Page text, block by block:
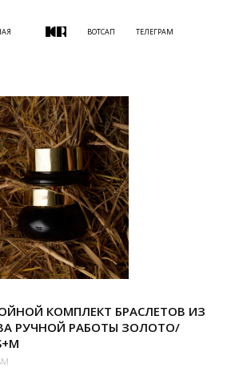
ВОТСАП ТЕЛЕГРАМ
КОМПЛЕКТ БРАСЛЕТОВ ИЗ
РУЧНОЙ РАБОТЫ ЗОЛОТО/